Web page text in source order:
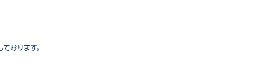
ております。